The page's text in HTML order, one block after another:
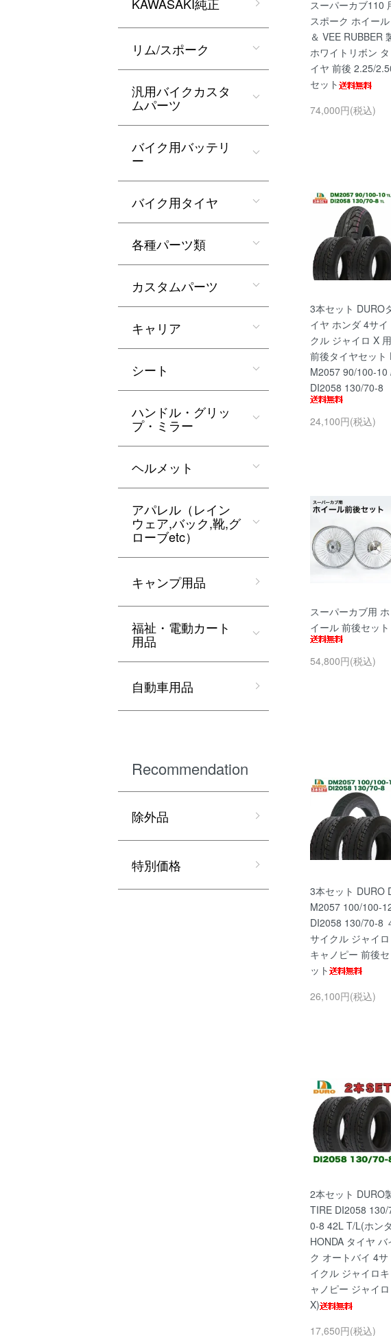
スーパーカブ110
スポーク ホイール
＆ VEE RUBBER
ホワイトリボン タ
イヤ 前後 2.25/
セット
74,000円(税込)
3本セット DURO
イヤ ホンダ 4サイ
クル ジャイロ X 用
前後タイヤセット
M2057 90/100-10
DI2058 130/70-8
24,100円(税込)
スーパーカブ用 ホ
イール 前後セット
54,800円(税込)
3本セット DURO
M2057 100/100-
DI2058 130/70-8
サイクル ジャイロ
キャノピー 前後セ
ット
26,100円(税込)
2本セット DURO
TIRE DI2058 130/
0-8 42L T/L(ホン
HONDA タイヤ バ
ク オートバイ 4サ
イクル ジャイロキ
ャノピー ジャイロ
X)
17,650円(税込)
リム/スポーク
汎用バイクカスタ
ムパーツ
バイク用バッテリ
ー
バイク用タイヤ
各種パーツ類
カスタムパーツ
キャリア
シート
ハンドル・グリッ
プ・ミラー
ヘルメット
アパレル（レイン
ウェア,バック,靴,グ
ローブetc）
キャンプ用品
福祉・電動カート
用品
自動車用品
Recommendation
除外品
特別価格